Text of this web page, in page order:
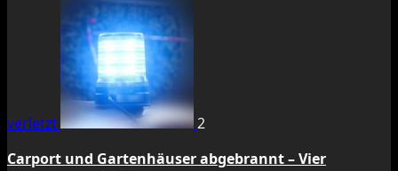
verletzt
2
Carport und Gartenhäuser abgebrannt – Vier